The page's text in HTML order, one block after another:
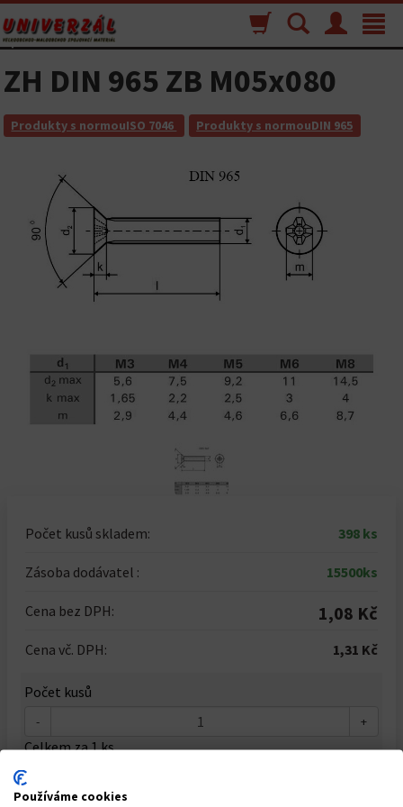
Toggle
Menu
Vyhľadávanie
Nákupný
košík
ZH DIN 965 ZB M05x080
Produkty s normouISO 7046 Produkty s normouDIN 965
Počet kusů skladem: 398 ks
Zásoba dodávatel : 15500ks
Cena bez DPH: 1,08 Kč
Cena vč. DPH: 1,31 Kč
Počet kusů
- +
Celkem za1ks
Používáme cookies